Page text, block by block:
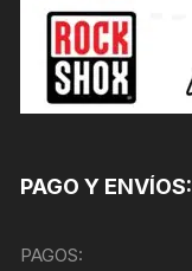
PAGO Y ENVÍOS:
PAGOS: